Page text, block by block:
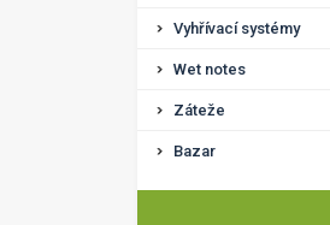
Vyhřívací systémy
Wet notes
Záteže
Bazar